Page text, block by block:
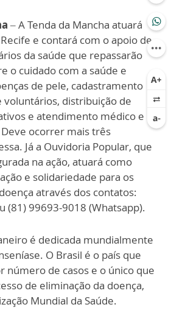
– A Tenda da Mancha atuará
e contará com o apoio de
da saúde que repassarão
o cuidado com a saúde e
de pele, cadastramento
voluntários, distribuição de
e atendimento médico e
ocorrer mais três
Já a Ouvidoria Popular, que
na ação, atuará como
e solidariedade para os
através dos contatos:
(81) 99693-9018 (Whatsapp).
é dedicada mundialmente
O Brasil é o país que
número de casos e o único que
de eliminação da doença,
Mundial da Saúde.